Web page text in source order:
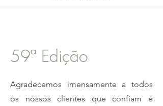
59ª Edição
Agradecemos imensamente a todos
os nossos clientes que confiam e